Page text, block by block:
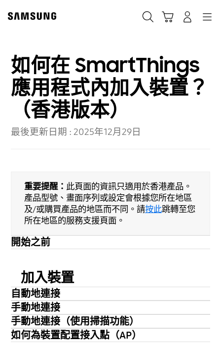
content
如何在 SmartThings
應用程式內加入裝置？
（香港版本）
最後更新日期 :2025年12月29日
重要提醒： 此頁面的資訊只適用於香港產品。
產品型號、畫面序列或設定會根據您所在地區
及/或購買產品的地區而不同。請按此跳轉至您
所在地區的服務支援頁面。
開始之前
加入裝置
自動地連接
手動地連接
手動地連接（使用掃描功能）
如何為裝置配置接入點（AP）